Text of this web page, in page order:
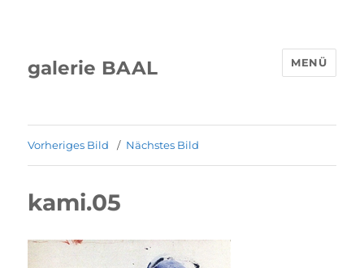
galerie BAAL MENÜ
Vorheriges Bild Nächstes Bild
kami.05